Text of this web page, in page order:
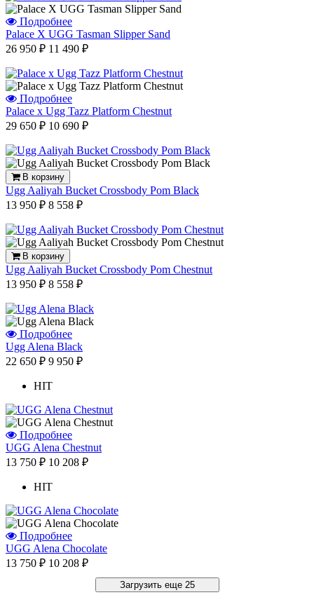
Подробнее
Palace X UGG Tasman Slipper Sand
26 950 ₽ 11 490 ₽
Подробнее
Palace x Ugg Tazz Platform Chestnut
29 650 ₽ 10 690 ₽
В корзину
Ugg Aaliyah Bucket Crossbody Pom Black
13 950 ₽ 8 558 ₽
В корзину
Ugg Aaliyah Bucket Crossbody Pom Chestnut
13 950 ₽ 8 558 ₽
Подробнее
Ugg Alena Black
22 650 ₽ 9 950 ₽
HIT
Подробнее
UGG Alena Chestnut
13 750 ₽ 10 208 ₽
HIT
Подробнее
UGG Alena Chocolate
13 750 ₽ 10 208 ₽
Загрузить еще 25